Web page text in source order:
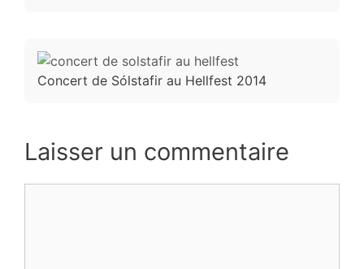
Concert de Sólstafir au Hellfest 2014
Laisser un commentaire